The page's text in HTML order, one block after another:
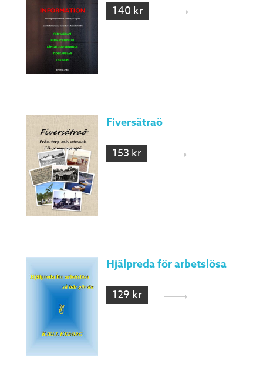
140 kr
Fiversätraö
153 kr
Hjälpreda för arbetslösa
129 kr